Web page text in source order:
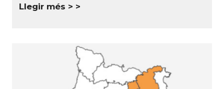
Llegir més >